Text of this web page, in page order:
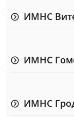
ИМНС
ИМНС
ИМНС